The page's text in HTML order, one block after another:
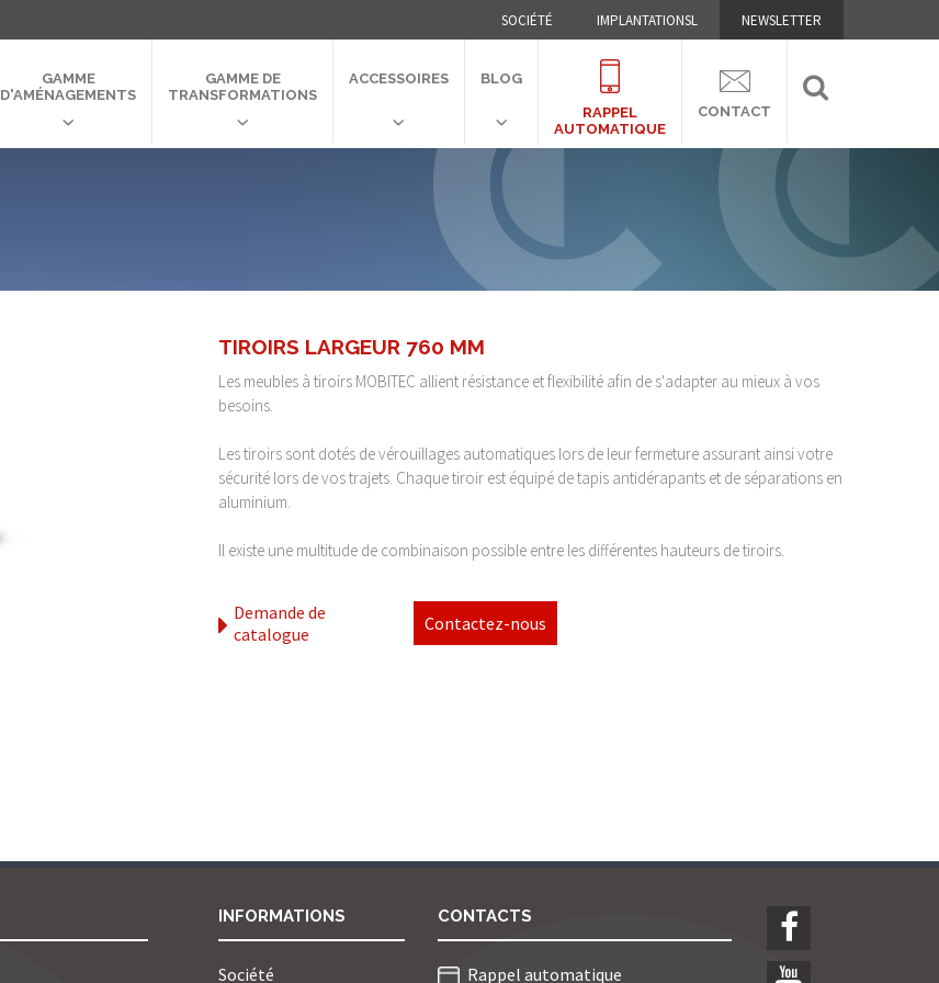
SOCIÉTÉ IMPLANTATIONSL NEWSLETTER
GAMME
D'AMÉNAGEMENTS
GAMME DE
TRANSFORMATIONS
ACCESSOIRES BLOG
RAPPEL
AUTOMATIQUE
CONTACT
TIROIRS LARGEUR 760 MM
Les meubles à tiroirs MOBITEC allient résistance et flexibilité afin de s'adapter au mieux à vos
besoins.
Les tiroirs sont dotés de vérouillages automatiques lors de leur fermeture assurant ainsi votre
sécurité lors de vos trajets. Chaque tiroir est équipé de tapis antidérapants et de séparations en
aluminium.
Il existe une multitude de combinaison possible entre les différentes hauteurs de tiroirs.
Demande de
catalogue
Contactez-nous
INFORMATIONS
Société
CONTACTS
Rappel automatique